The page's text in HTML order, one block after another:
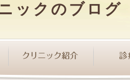
ックのブログ